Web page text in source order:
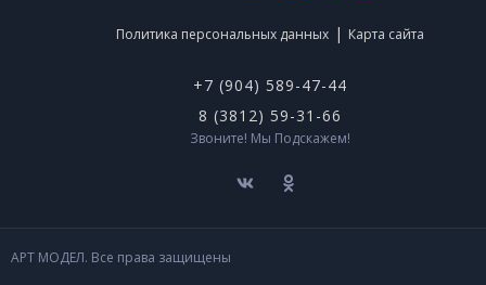
Политика персональных данных | Карта сайта
+7 (904) 589-47-44
8 (3812) 59-31-66
Звоните! Мы Подскажем!
АРТ МОДЕЛ. Все права защищены